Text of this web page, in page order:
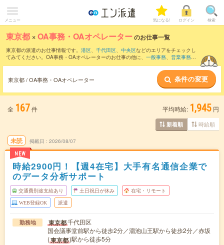
メニュー 気になる! ログイン 検索
東京都 ×OA事務・OAオペレーターのお仕事一覧
東京都の派遣のお仕事情報です。 港区、 千代田区、 中央区などのエリアをチェックし
てみてください。OA事務・OAオペレーターのお仕事の他に、 一般事務、 営業事務、
などのこだわり条件で絞り込んでいただけます。職種辞典：OA事務・OAオ
ペレーターのお仕事とは？とは？
東京都 / OA事務・OAオペレーター 条件の変更
全 167件 平均時給: 1,945 円
新着順 時給順
未読
NEW
掲載日 2026/08/07
時給2900円！【週4在宅】大手有名通信企業で
のデータ分析サポート
交通費別途支給あり 土日祝日が休み 在宅・リモート
WEB登録OK 派遣
勤務地 東京都千代田区
国会議事堂前駅から徒歩2分／溜池山王駅から徒歩2分／赤坂
(東京都)駅から徒歩5分